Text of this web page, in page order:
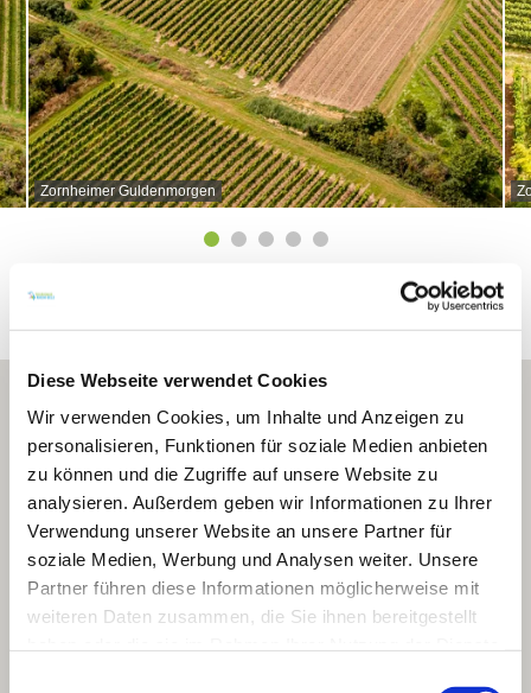
Diese Webseite verwendet Cookies
Wir verwenden Cookies, um Inhalte und Anzeigen zu
personalisieren, Funktionen für soziale Medien anbieten
zu können und die Zugriffe auf unsere Website zu
analysieren. Außerdem geben wir Informationen zu Ihrer
Verwendung unserer Website an unsere Partner für
soziale Medien, Werbung und Analysen weiter. Unsere
Partner führen diese Informationen möglicherweise mit
weiteren Daten zusammen, die Sie ihnen bereitgestellt
Zornheimer Guldenmorgen
Daten und Fakten